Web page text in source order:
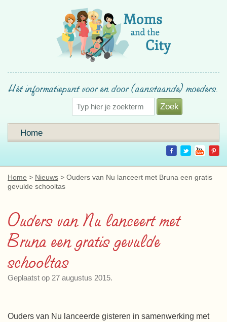
Hét informatiepunt voor en door (aanstaande) moeders.
Home
Home Nieuws
Ouders van Nu lanceert met Bruna een gratis
gevulde schooltas
Ouders van Nu lanceert met
Bruna een gratis gevulde
schooltas
Geplaatst op 27 augustus 2015.
Ouders van Nu lanceerde gisteren in samenwerking met